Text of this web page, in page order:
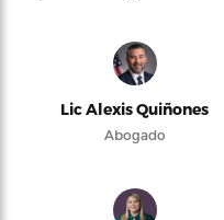
Lic Alexis Quiñones
Abogado